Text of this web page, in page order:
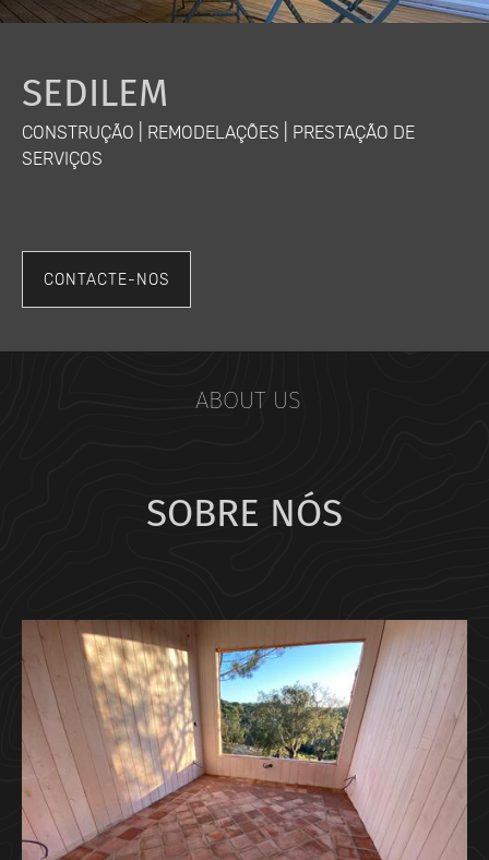
SEDILEM
CONSTRUÇÃO | REMODELAÇÕES | PRESTAÇÃO DE
SERVIÇOS
CONTACTE-NOS
ABOUT US
SOBRE NÓS